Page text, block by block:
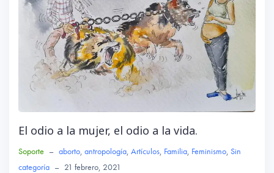
El odio a la mujer, el odio a la vida.
Soporte – aborto, antropología, Artículos, Familia, Feminismo, Sin
categoría – 21 febrero, 2021